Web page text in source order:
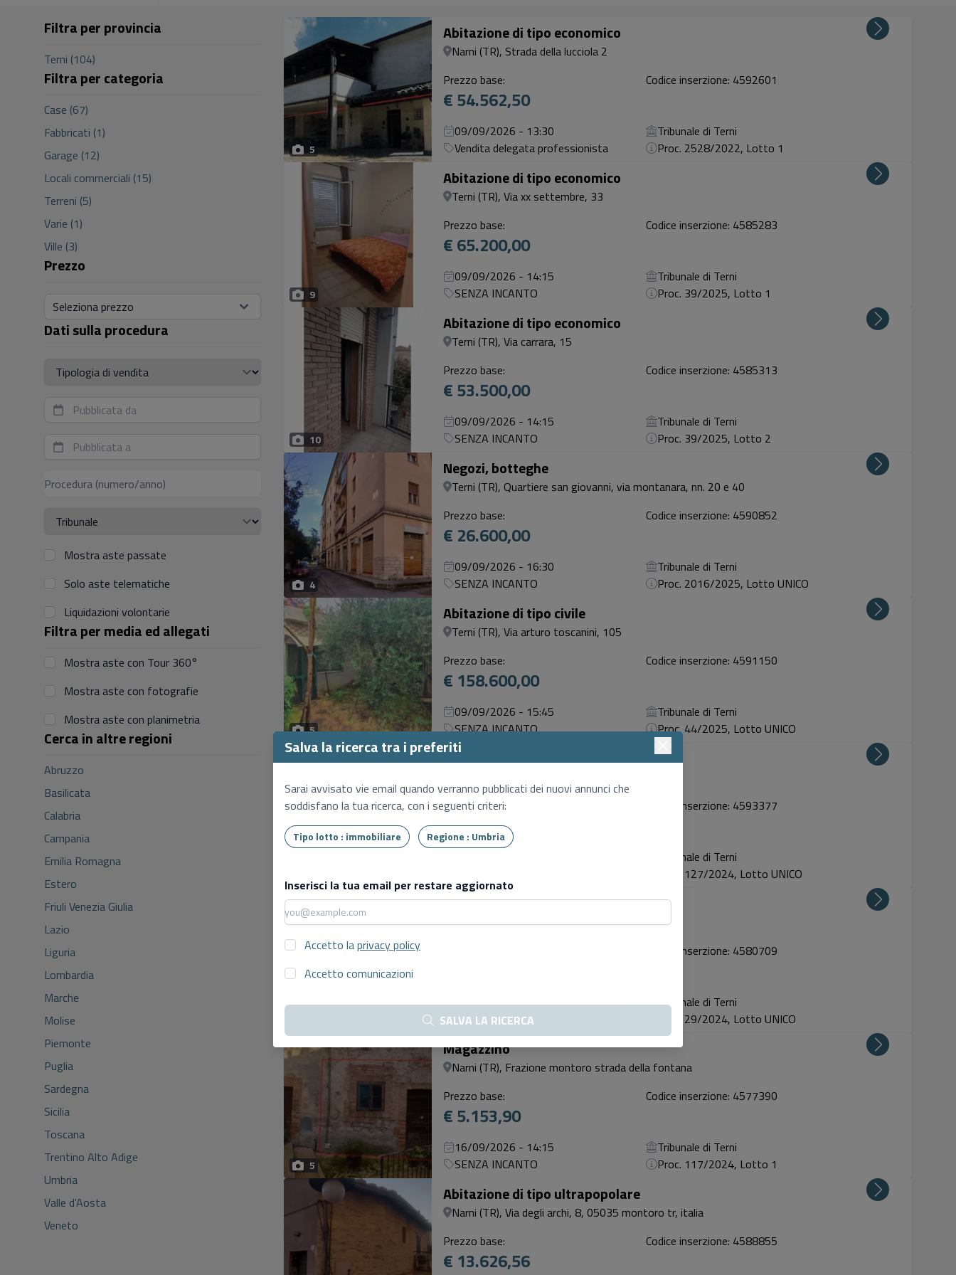
Filtra per provincia
Terni (104)
Filtra per categoria
Case (67)
Fabbricati (1)
Garage (12)
Locali commerciali (15)
Terreni (5)
Varie (1)
Ville (3)
Prezzo
Seleziona prezzo
Dati sulla procedura
Tipologia di vendita
Mostra aste passate
Solo aste telematiche
Liquidazioni volontarie
Filtra per media ed allegati
Mostra aste con Tour 360°
Mostra aste con fotografie
Mostra aste con planimetria
Cerca in altre regioni
Abruzzo
Basilicata
Calabria
Campania
Emilia Romagna
Estero
Friuli Venezia Giulia
Lazio
Liguria
Lombardia
Marche
Molise
Piemonte
Puglia
Sardegna
Sicilia
Toscana
Trentino Alto Adige
Umbria
Valle d'Aosta
Veneto
5
Abitazione di tipo economico
Narni (TR), Strada della lucciola 2
Prezzo base:
€ 54.562,50
Codice inserzione: 4592601
09/09/2026 - 13:30
Tribunale di Terni
Vendita delegata professionista
Proc. 2528/2022, Lotto 1
9
Abitazione di tipo economico
Terni (TR), Via xx settembre, 33
Prezzo base:
€ 65.200,00
Codice inserzione: 4585283
09/09/2026 - 14:15
Tribunale di Terni
SENZA INCANTO
Proc. 39/2025, Lotto 1
10
Abitazione di tipo economico
Terni (TR), Via carrara, 15
Prezzo base:
€ 53.500,00
Codice inserzione: 4585313
09/09/2026 - 14:15
Tribunale di Terni
SENZA INCANTO
Proc. 39/2025, Lotto 2
4
Negozi, botteghe
Terni (TR), Quartiere san giovanni, via montanara, nn. 20 e 40
Prezzo base:
€ 26.600,00
Codice inserzione: 4590852
09/09/2026 - 16:30
Tribunale di Terni
SENZA INCANTO
Proc. 2016/2025, Lotto UNICO
5
Abitazione di tipo civile
Terni (TR), Via arturo toscanini, 105
Prezzo base:
€ 158.600,00
Codice inserzione: 4591150
09/09/2026 - 15:45
Tribunale di Terni
SENZA INCANTO
Proc. 44/2025, Lotto UNICO
Abitazione di tipo civile
Prezzo base:
€ 82.500,00
Codice inserzione: 4593377
Tribunale di Terni
Proc. 127/2024, Lotto UNICO
NR. 3 BENI
Negozi, botteghe
Terni (TR), Strada di marmore, 32
Codice inserzione: 4580709
15/09/2026 - 12:00
Tribunale di Terni
SENZA INCANTO
Proc. 29/2024, Lotto UNICO
5
Magazzino
Narni (TR), Frazione montoro strada della fontana
Prezzo base:
€ 5.153,90
Codice inserzione: 4577390
16/09/2026 - 14:15
Tribunale di Terni
SENZA INCANTO
Proc. 117/2024, Lotto 1
Abitazione di tipo ultrapopolare
Narni (TR), Via degli archi, 8, 05035 montoro tr, italia
Prezzo base:
€ 13.626,56
Codice inserzione: 4588855
Salva la ricerca tra i preferiti
Sarai avvisato vie email quando verranno pubblicati dei nuovi annunci che
soddisfano la tua ricerca, con i seguenti criteri:
Tipo lotto : immobiliare Regione : Umbria
Inserisci la tua email per restare aggiornato
Accetto laprivacy policy
Accetto comunicazioni
SALVA LA RICERCA